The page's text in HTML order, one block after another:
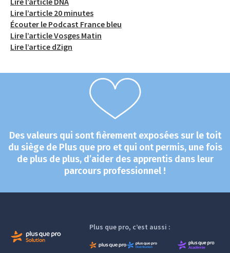
Lire l’article 20 minutes
Écouter le Podcast France bleu
Lire l’article Vosges Matin
Lire l’artice dZign
Des valeurs qui sont fièrement exposées sur le toit
du siège de Plus que pro et qui ont permis, une fois
de plus de plus, d’aider des apprentis dans leur
parcours professionnel !
Plus que pro, c’est aussi :